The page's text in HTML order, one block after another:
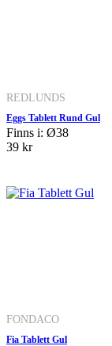
REDLUNDS
Eggs Tablett Rund Gul
Finns i: Ø38
39 kr
FONDACO
Fia Tablett Gul